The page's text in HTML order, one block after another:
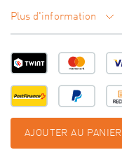
Plus d'information
AJOUTER AU PANIER